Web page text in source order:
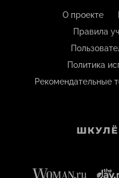
О проекте
Правила
Политика
Рекомендательные